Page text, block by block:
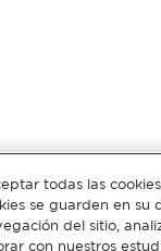
todas las
se guarden en su
del sitio,
con nuestros